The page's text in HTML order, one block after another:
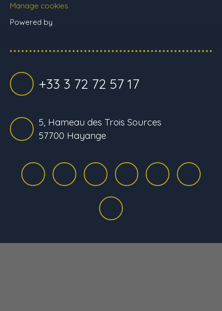
Manage cookies
Powered by
+33 3 72 72 57 17
5, Hameau des Trois Sources
57700 Hayange